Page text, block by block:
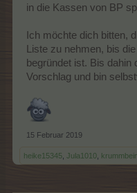
in die Kassen von BP
Ich möchte dich bitten,
Liste zu nehmen, bis
begründet ist. Bis
Vorschlag und bin
15 Februar 2019
heike15345 Jula1010 krummbein